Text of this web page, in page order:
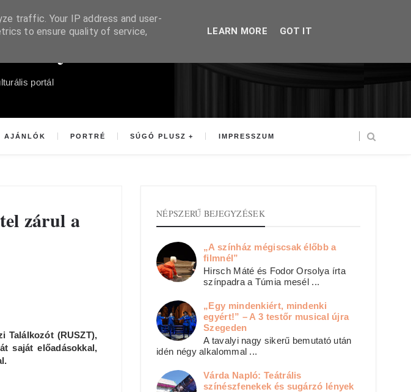
portál
AJÁNLÓK PORTRÉ SÚGÓ PLUSZ IMPRESSZUM
zárul a
Találkozót (RUSZT),
saját előadásokkal,
NÉPSZERŰ BEJEGYZÉSEK
„A színház mégiscsak élőbb a
filmnél”
Hirsch Máté és Fodor Orsolya írta
színpadra a Túmia mesél ...
„Egy mindenkiért, mindenki
egyért!” – A 3 testőr musical újra
Szegeden
A tavalyi nagy sikerű bemutató után
idén négy alkalommal ...
Várda Napló: Teátrális
színészfenekek és sugárzó lények
traffic. Your IP address and user-
to ensure quality of service,
LEARN MORE GOT IT